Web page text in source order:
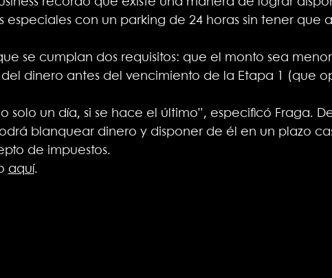
especiales con un parking de 24 horas sin tener que
se cumplan dos requisitos: que el monto sea menor
dinero antes del vencimiento de la Etapa 1 (que
solo un día, si se hace el último”, especificó Fraga.
blanquear dinero y disponer de él en un plazo
de impuestos.
aquí.